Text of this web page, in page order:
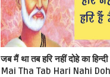
जब मैं था तब हरि नहीं दोहे का
Mai Tha Tab Hari Nahi